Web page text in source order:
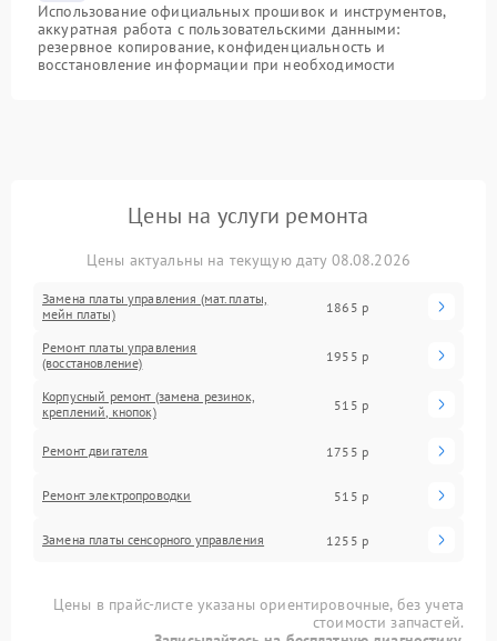
Использование официальных прошивок и инструментов,
аккуратная работа с пользовательскими данными:
резервное копирование, конфиденциальность и
восстановление информации при необходимости
Цены на услуги ремонта
Цены актуальны на текущую дату 08.08.2026
Замена платы управления (мат.платы,
мейн платы)
1865 р
Ремонт платы управления
(восстановление)
1955 р
Корпусный ремонт (замена резинок,
креплений, кнопок)
515 р
Ремонт двигателя 1755 р
Ремонт электропроводки 515 р
Замена платы сенсорного управления 1255 р
Цены в прайс-листе указаны ориентировочные, без учета
стоимости запчастей.